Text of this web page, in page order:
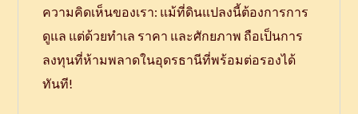
ความคิดเห็นของเรา: แม้ที่ดินแปลงนี้ต้องการการ
ดูแล แต่ด้วยทำเล ราคา และศักยภาพ ถือเป็นการ
ลงทุนที่ห้ามพลาดในอุดรธานีที่พร้อมต่อรองได้
ทันที!